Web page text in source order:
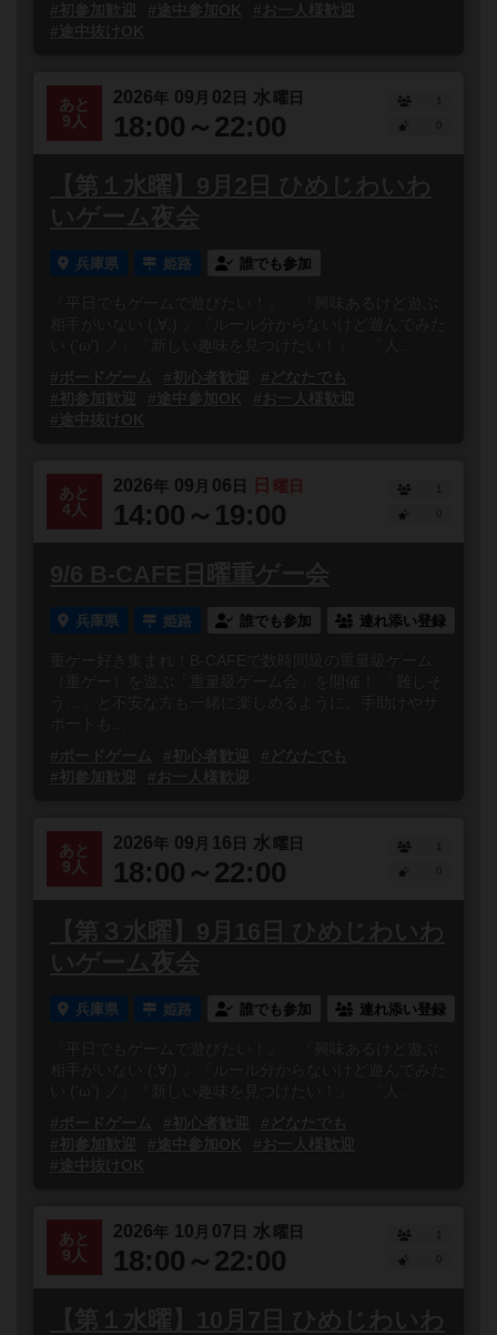
#初参加歓迎
#途中参加OK
#お一人様歓迎
#途中抜けOK
あと
9人
2026年 09 月 02 日 水 曜日
18:00～22:00
1
【第１水曜】9月2日 ひめじわいわ
いゲーム夜会
兵庫県 姫路 誰でも参加
『平日でもゲームで遊びたい！』 『興味あるけど遊ぶ
相手がいない (;∀;) 』『ルール分からないけど遊んでみた
い ('ω') ノ』『新しい趣味を見つけたい！』 『人...
#ボードゲーム
#初心者歓迎
#どなたでも
#初参加歓迎
#途中参加OK
#お一人様歓迎
#途中抜けOK
あと
4人
2026年 09 月 06 日 日 曜日
14:00～19:00
1
9/6 B-CAFE日曜重ゲー会
兵庫県 姫路 誰でも参加 連れ添い登録
重ゲー好き集まれ！B-CAFEで数時間級の重量級ゲーム
（重ゲー）を遊ぶ「重量級ゲーム会」を開催！ 「難しそ
う…」と不安な方も一緒に楽しめるように、手助けやサ
#ボードゲーム
#初心者歓迎
#どなたでも
#初参加歓迎
#お一人様歓迎
あと
9人
2026年 09 月 16 日 水 曜日
18:00～22:00
1
【第３水曜】9月16日 ひめじわいわ
いゲーム夜会
兵庫県 姫路 誰でも参加 連れ添い登録
『平日でもゲームで遊びたい！』 『興味あるけど遊ぶ
相手がいない (;∀;) 』『ルール分からないけど遊んでみた
い ('ω') ノ』『新しい趣味を見つけたい！』 『人...
#ボードゲーム
#初心者歓迎
#どなたでも
#初参加歓迎
#途中参加OK
#お一人様歓迎
#途中抜けOK
あと
9人
2026年 10 月 07 日 水 曜日
18:00～22:00
1
【第１水曜】10月7日 ひめじわいわ